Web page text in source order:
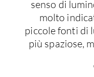
Attrezzature Interne
Elettrodomestici
Frigoriferi
senso di
molto
piccole fonti di
più spaziose,